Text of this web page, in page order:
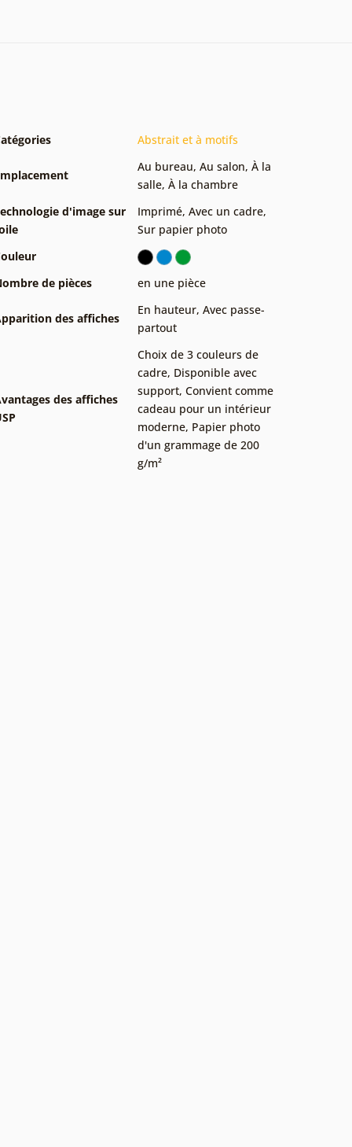
Abstrait et à motifs
Au bureau, Au salon, À la
salle, À la chambre
d'image sur
Imprimé, Avec un cadre,
Sur papier photo
de pièces
en une pièce
des affiches
En hauteur, Avec passe-
partout
des affiches
Choix de 3 couleurs de
cadre, Disponible avec
support, Convient comme
cadeau pour un intérieur
moderne, Papier photo
d'un grammage de 200
g/m²